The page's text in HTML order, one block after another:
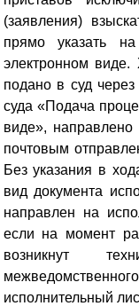
(заявления)
прямо указать
электронном виде.
подано в суд
суда «Подача
виде»,
почтовым
Без указания в
вид документа
направлен на
если на момент
возникнут
исполнительный